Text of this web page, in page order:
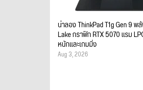
น่าลอง ThinkPad T1g Gen 9 พ
Lake กราฟิก RTX 5070 แรม
หนักและเกมมิ่ง
Aug 3, 2026